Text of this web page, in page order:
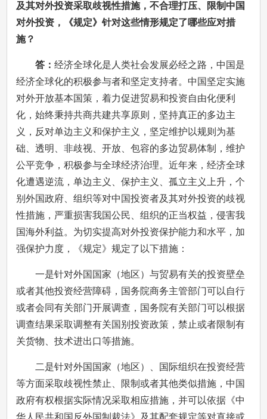
及其对外投资采取歧视性措施，不合理打压、限制中国
对外投资，《规定》针对这些情形规定了哪些应对措
施？
答：经济全球化是人类社会发展必经之路，中国是
经济全球化的积极参与者和坚定支持者。中国坚定实施
对外开放基本国策，着力促进贸易和投资自由化便利
化，始终秉持共商共建共享原则，坚持真正的多边主
义，反对单边主义和保护主义，坚定维护以规则为基
础、透明、非歧视、开放、包容的多边贸易体制，维护
公平竞争，积极参与全球经济治理。近年来，经济全球
化遭遇逆流，单边主义、保护主义、孤立主义上升，个
别外国政府、组织等对中国投资者及其对外投资的歧视
性措施，严重损害我国公民、组织的正当权益，侵害我
国海外利益。为切实提高对外投资保护能力和水平，加
强保护力度，《规定》规定了以下措施：
一是针对外国国家（地区）与贸易有关的投资壁垒
或者其他投资经营障碍，国务院商务主管部门可以自行
或者会同有关部门开展调查，国务院有关部门可以根据
调查结果采取调整有关国别投资政策，禁止或者限制有
关货物、技术进出口等措施。
二是针对外国国家（地区）、国际组织在投资经营
等方面采取歧视性禁止、限制或者其他类似措施，中国
政府有权根据实际情况采取相应措施，并可以依据《中
华人民共和国反外国制裁法》及其配套规定等对直接或